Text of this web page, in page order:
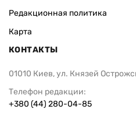
Редакционная политика
Карта
КОНТАКТЫ
01010 Киев, ул. Князей
Телефон редакции:
+380 (44) 280-04-85